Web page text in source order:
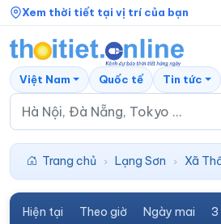
Xem thời tiết tại vị trí của bạn
Việt Nam Quốc tế Tin tức
Trang chủ › Lạng Sơn › Xã
Hiện tại Theo giờ Ngày mai 3